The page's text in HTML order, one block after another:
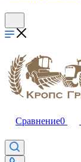
Сравнение0